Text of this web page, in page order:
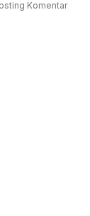
Komentar